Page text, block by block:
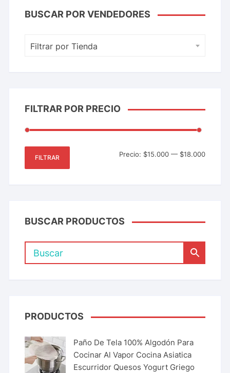
BUSCAR POR VENDEDORES
Filtrar por Tienda
FILTRAR POR PRECIO
FILTRAR Precio: $15.000— $18.000
BUSCAR PRODUCTOS
PRODUCTOS
Paño De Tela 100% Algodón Para
Cocinar Al Vapor Cocina Asiatica
Escurridor Quesos Yogurt Griego